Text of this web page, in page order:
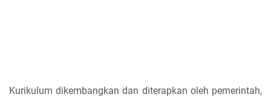
Kurikulum dikembangkan dan diterapkan oleh pemerintah,